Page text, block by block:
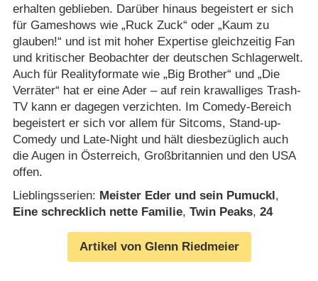
erhalten geblieben. Darüber hinaus begeistert er sich
für Gameshows wie „Ruck Zuck“ oder „Kaum zu
glauben!“ und ist mit hoher Expertise gleichzeitig Fan
und kritischer Beobachter der deutschen Schlagerwelt.
Auch für Realityformate wie „Big Brother“ und „Die
Verräter“ hat er eine Ader – auf rein krawalliges Trash-
TV kann er dagegen verzichten. Im Comedy-Bereich
begeistert er sich vor allem für Sitcoms, Stand-up-
Comedy und Late-Night und hält diesbezüglich auch
die Augen in Österreich, Großbritannien und den USA
offen.
Lieblingsserien: Meister Eder und sein Pumuckl,
Eine schrecklich nette Familie, Twin Peaks, 24
Artikel von Glenn Riedmeier